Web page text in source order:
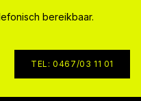
bereikbaar.
TEL: 0467/03 11 01